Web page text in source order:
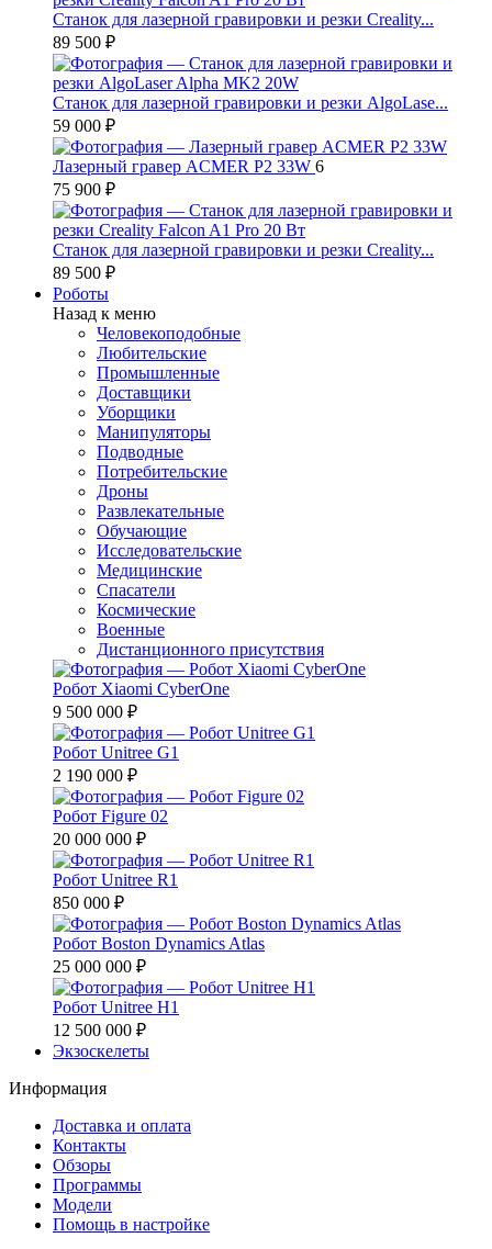
Станок для лазерной гравировки и резки Creality...
89 500 ₽
Станок для лазерной гравировки и резки AlgoLase...
59 000 ₽
Лазерный гравер ACMER P2 33W 6
75 900 ₽
Станок для лазерной гравировки и резки Creality...
89 500 ₽
Роботы
Назад к меню
Человекоподобные
Любительские
Промышленные
Доставщики
Уборщики
Манипуляторы
Подводные
Потребительские
Дроны
Развлекательные
Обучающие
Исследовательские
Медицинские
Спасатели
Космические
Военные
Дистанционного присутствия
Робот Xiaomi CyberOne
9 500 000 ₽
Робот Unitree G1
2 190 000 ₽
Робот Figure 02
20 000 000 ₽
Робот Unitree R1
850 000 ₽
Робот Boston Dynamics Atlas
25 000 000 ₽
Робот Unitree H1
12 500 000 ₽
Экзоскелеты
Информация
Доставка и оплата
Контакты
Обзоры
Программы
Модели
Помощь в настройке